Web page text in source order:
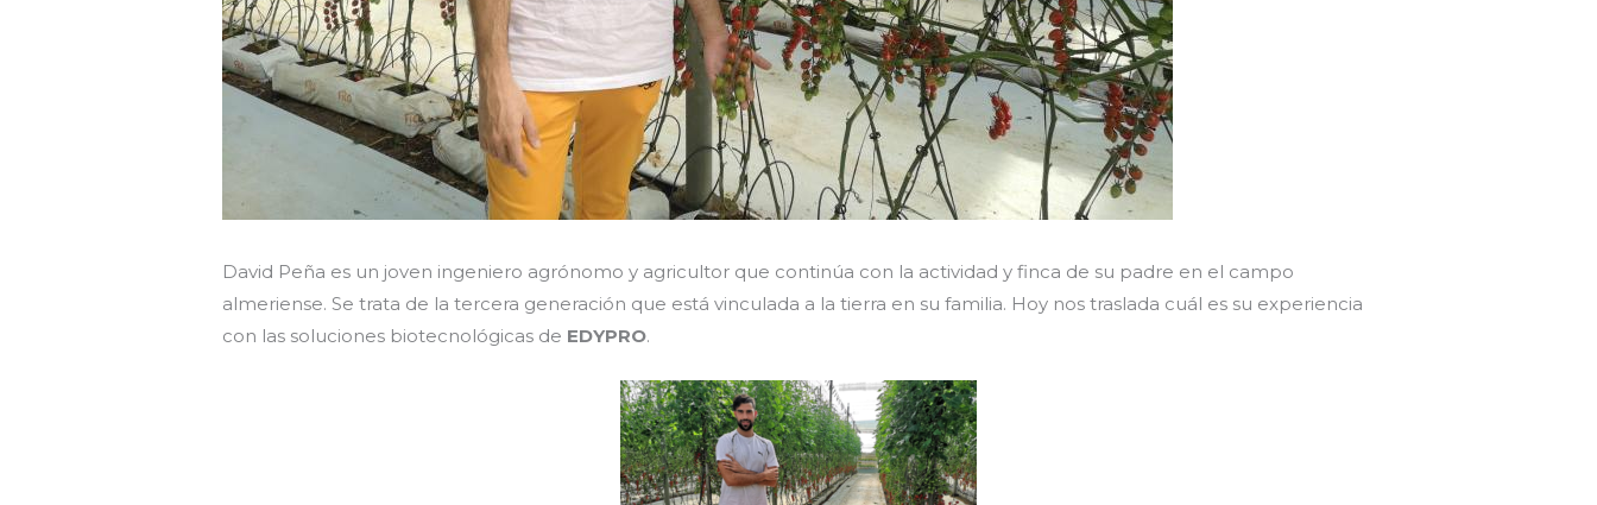
David Peña es un joven ingeniero agrónomo y agricultor que continúa con la actividad y finca de su padre en el campo
almeriense. Se trata de la tercera generación que está vinculada a la tierra en su familia. Hoy nos traslada cuál es su experiencia
con las soluciones biotecnológicas de EDYPRO.